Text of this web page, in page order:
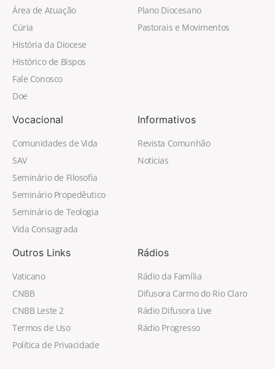
Área de Atuação
Cúria
História da Diocese
Histórico de Bispos
Fale Conosco
Doe
Plano Diocesano
Pastorais e Movimentos
Vocacional
Comunidades de Vida
SAV
Seminário de Filosofia
Seminário Propedêutico
Seminário de Teologia
Vida Consagrada
Informativos
Revista Comunhão
Noticias
Outros Links
Vaticano
CNBB
CNBB Leste 2
Termos de Uso
Política de Privacidade
Rádios
Rádio da Família
Difusora Carmo do Rio Claro
Rádio Difusora Live
Rádio Progresso